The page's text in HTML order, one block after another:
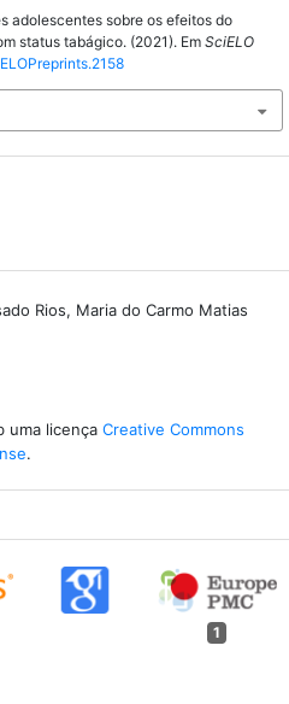
adolescentes sobre os efeitos do
status tabágico. (2021). Em SciELO
Rios, Maria do Carmo Matias
uma licença Creative Commons
.
1